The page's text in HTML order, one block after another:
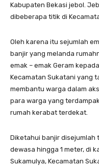
Kabupaten Bekasi jebol.
dibeberapa titik di
Oleh karena itu sejumlah
banjir yang melanda
emak – emak Geram
Kecamatan Sukatani yang
membantu warga dalam
para warga yang
rumah kerabat terdekat.
Diketahui banjir disejumlah
dewasa hingga 1 meter, di
Sukamulya, Kecamatan